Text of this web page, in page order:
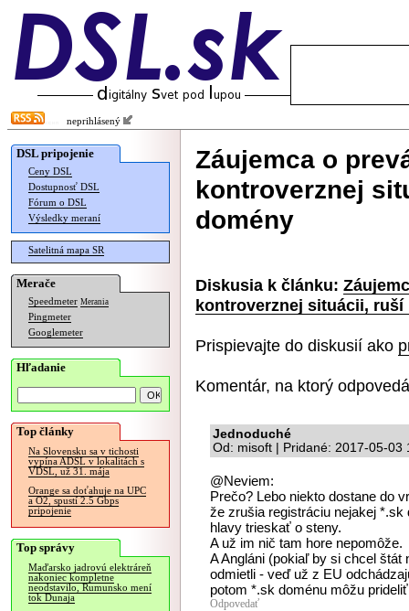
neprihlásený
DSL pripojenie
Ceny DSL
Dostupnosť DSL
Fórum o DSL
Výsledky meraní
Satelitná mapa SR
Merače
Speedmeter Merania
Pingmeter
Googlemeter
Hľadanie
Top články
Na Slovensku sa v tichosti
vypína ADSL v lokalitách s
VDSL, už 31. mája
Orange sa doťahuje na UPC
a O2, spustí 2.5 Gbps
pripojenie
Top správy
Maďarsko jadrovú elektráreň
nakoniec kompletne
neodstavilo, Rumunsko mení
tok Dunaja
Záujemca o
kontroverznej
domény
Diskusia k článku:
kontroverznej situácii,
Prispievajte do diskusií ako
Komentár, na ktorý
Jednoduché
Od: misoft | Pridané: 2017-05-03
@Neviem:
Prečo? Lebo niekto dostane do
že zrušia registráciu nejakej
hlavy trieskať o steny.
A už im nič tam hore nepomôže.
A Angláni (pokiaľ by si chcel
odmietli - veď už z EU
potom *.sk doménu môžu
Odpovedať